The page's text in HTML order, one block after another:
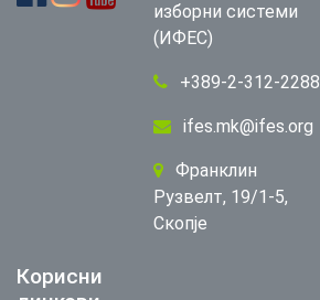
изборни системи
(ИФЕС)
+389-2-312-2288
ifes.mk@ifes.org
Франклин
Рузвелт, 19/1-5,
Скопје
Корисни